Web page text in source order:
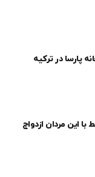
پارسا در ترکیه
با این مردان ازدواج